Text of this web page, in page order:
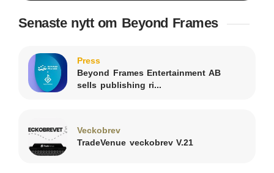
Senaste nytt om Beyond Frames
Press
Beyond Frames Entertainment AB
sells publishing ri...
Veckobrev
TradeVenue veckobrev V.21